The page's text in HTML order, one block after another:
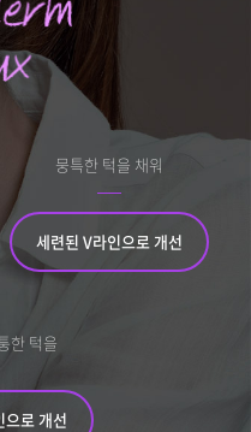
뭉특한 턱을 채워
세련된 V라인으로 개선
한 턱을
으로 개선